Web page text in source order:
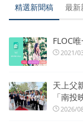
精選新聞稿 最新
FLOC
2021/
天上父
「南
2026/